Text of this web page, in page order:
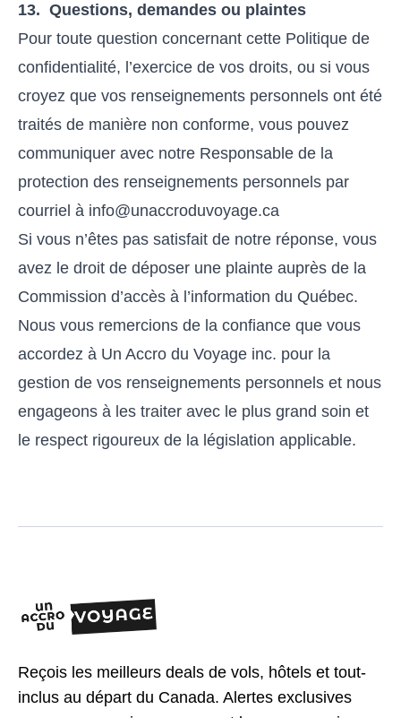
13. Questions, demandes ou plaintes
Pour toute question concernant cette Politique de
confidentialité, l’exercice de vos droits, ou si vous
croyez que vos renseignements personnels ont été
traités de manière non conforme, vous pouvez
communiquer avec notre Responsable de la
protection des renseignements personnels par
courriel à info@unaccroduvoyage.ca
Si vous n’êtes pas satisfait de notre réponse, vous
avez le droit de déposer une plainte auprès de la
Commission d’accès à l’information du Québec.
Nous vous remercions de la confiance que vous
accordez à Un Accro du Voyage inc. pour la
gestion de vos renseignements personnels et nous
engageons à les traiter avec le plus grand soin et
le respect rigoureux de la législation applicable.
Reçois les meilleurs deals de vols, hôtels et tout-
inclus au départ du Canada. Alertes exclusives